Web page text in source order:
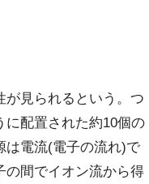
が見られるという。つ
に配置された約10個の
は電流(電子の流れ)で
の間でイオン流から得